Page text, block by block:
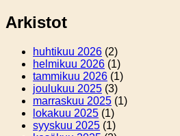
Arkistot
huhtikuu 2026 (2)
helmikuu 2026 (1)
tammikuu 2026 (1)
joulukuu 2025 (3)
marraskuu 2025 (1)
lokakuu 2025 (1)
syyskuu 2025 (1)